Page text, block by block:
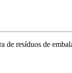
de resíduos de